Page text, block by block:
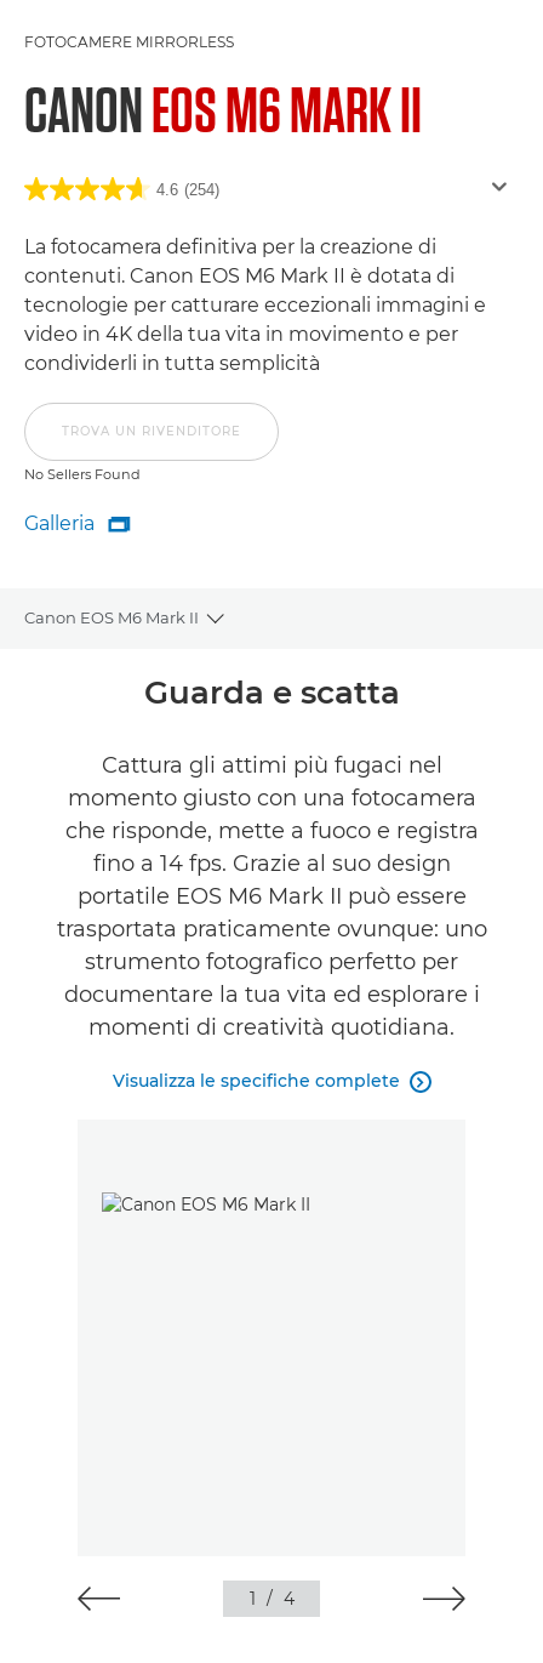
FOTOCAMERE MIRRORLESS
CANONEOS M6 MARK II
4.6 (254)
La fotocamera definitiva per la creazione di
contenuti. Canon EOS M6 Mark II è dotata di
tecnologie per catturare eccezionali immagini e
video in 4K della tua vita in movimento e per
condividerli in tutta semplicità
TROVA UN RIVENDITORE
No Sellers Found
Galleria
Galleria

Canon EOS M6 Mark II
Toggle breadcrumbs
Recensioni
TROVA UN RIVENDITORE
No Sellers Found
Guarda e scatta
Cattura gli attimi più fugaci nel
momento giusto con una fotocamera
che risponde, mette a fuoco e registra
fino a 14 fps. Grazie al suo design
portatile EOS M6 Mark II può essere
trasportata praticamente ovunque: uno
strumento fotografico perfetto per
documentare la tua vita ed esplorare i
momenti di creatività quotidiana.
Visualizza le specifiche complete 
1 / 4